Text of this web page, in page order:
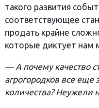
такого развития
соответствующее
продать крайне
которые диктует нам
— А почему качество
агрогородков все еще
количества? Неужели